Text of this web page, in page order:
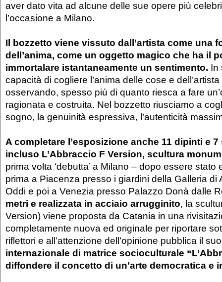
aver dato vita ad alcune delle sue opere più
l’occasione a Milano.
Il bozzetto viene vissuto dall’artista come una
dell’anima, come un oggetto magico che ha il
immortalare istantaneamente un sentimento. In
capacità di cogliere l’anima delle cose e
osservando, spesso più di quanto riesca a fare
ragionata e costruita. Nel bozzetto riusciamo a
sogno, la genuinità espressiva, l’autenticità
A completare l’esposizione anche 11 dipinti e 7
incluso L’Abbraccio F Version, scultura
prima volta ‘debutta’ a Milano – dopo essere
prima a Piacenza presso i giardini della Galleria di
Oddi e poi a Venezia presso Palazzo Donà dalle
metri e realizzata in acciaio arrugginito, la
Version) viene proposta da Catania in una
completamente nuova ed originale per riportare
riflettori e all’attenzione dell’opinione pubblica il
internazionale di matrice socioculturale
diffondere il concetto di un’arte democratica e